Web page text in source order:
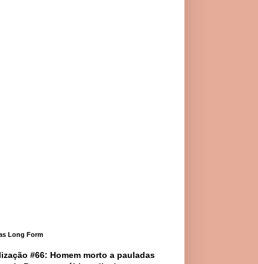
Long Form
#66: Homem morto a pauladas